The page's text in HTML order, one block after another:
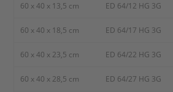
60 x 40 x 13,5 cm ED 64/12 HG 3G
60 x 40 x 18,5 cm ED 64/17 HG 3G
60 x 40 x 23,5 cm ED 64/22 HG 3G
60 x 40 x 28,5 cm ED 64/27 HG 3G